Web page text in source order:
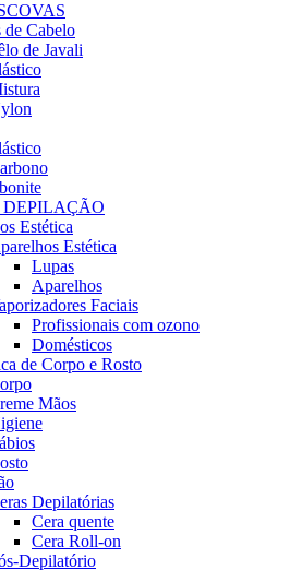
de Cabelo
de Javali
DEPILAÇÃO
Estética
Estética
Lupas
Aparelhos
Faciais
Profissionais com ozono
Domésticos
de Corpo e Rosto
Mãos
Depilatórias
Cera quente
Cera Roll-on
Depilatório